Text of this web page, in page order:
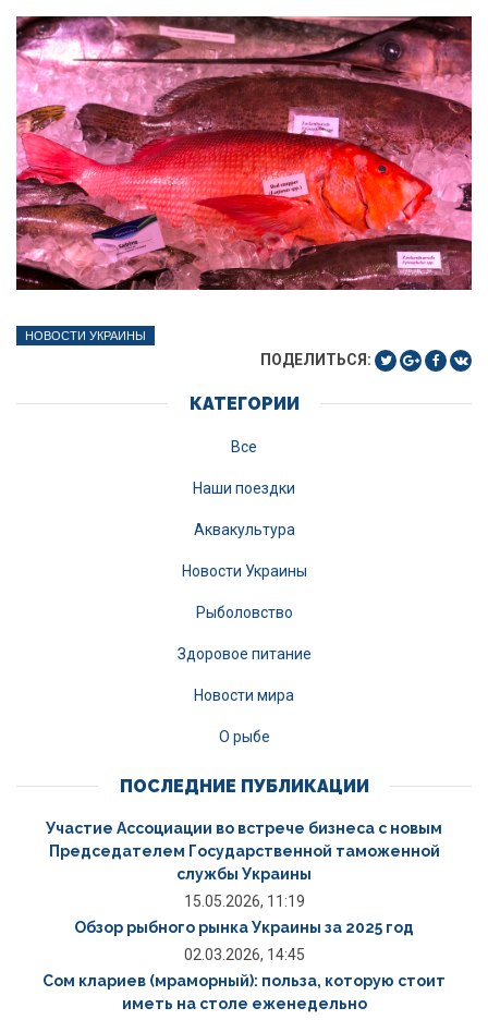
НОВОСТИ УКРАИНЫ
ПОДЕЛИТЬСЯ:
КАТЕГОРИИ
Все
Наши поездки
Аквакультура
Новости Украины
Рыболовство
Здоровое питание
Новости мира
О рыбе
ПОСЛЕДНИЕ ПУБЛИКАЦИИ
Участие Ассоциации во встрече бизнеса с новым
Председателем Государственной таможенной
службы Украины
15.05.2026, 11:19
Обзор рыбного рынка Украины за 2025 год
02.03.2026, 14:45
Сом клариев (мраморный): польза, которую стоит
иметь на столе еженедельно